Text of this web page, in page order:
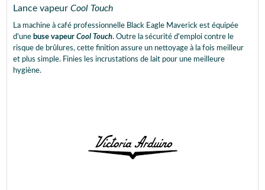
Lance vapeur Cool Touch
La machine à café professionnelle Black Eagle Maverick est équipée
d'une buse vapeur Cool Touch. Outre la sécurité d'emploi contre le
risque de brûlures, cette finition assure un nettoyage à la fois meilleur
et plus simple. Finies les incrustations de lait pour une meilleure
hygiène.